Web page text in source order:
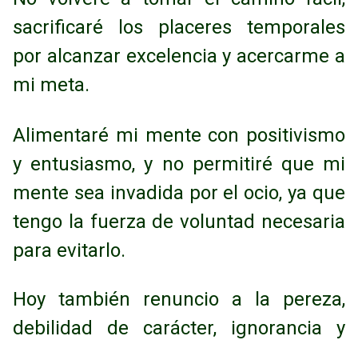
sacrificaré los placeres temporales
por alcanzar excelencia y acercarme a
mi meta.
Alimentaré mi mente con positivismo
y entusiasmo, y no permitiré que mi
mente sea invadida por el ocio, ya que
tengo la fuerza de voluntad necesaria
para evitarlo.
Hoy también renuncio a la pereza,
debilidad de carácter, ignorancia y